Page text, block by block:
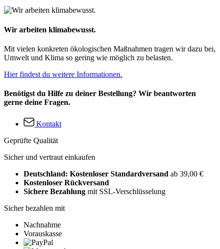
Wir arbeiten klimabewusst.
Mit vielen konkreten ökologischen Maßnahmen tragen wir dazu bei,
Umwelt und Klima so gering wie möglich zu belasten.
Hier findest du weitere Informationen.
Benötigst du Hilfe zu deiner Bestellung? Wir beantworten
gerne deine Fragen.
Kontakt
Geprüfte Qualität
Sicher und vertraut einkaufen
Deutschland: Kostenloser Standardversand ab 39,00 €
Kostenloser Rückversand
Sichere Bezahlung mit SSL-Verschlüsselung
Sicher bezahlen mit
Nachnahme
Vorauskasse